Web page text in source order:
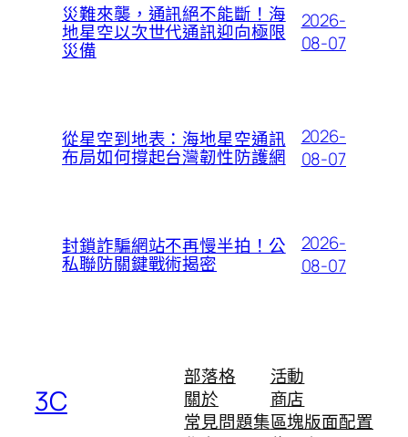
災難來襲，通訊絕不能斷！海
地星空以次世代通訊迎向極限
災備
2026-
08-07
從星空到地表：海地星空通訊
布局如何撐起台灣韌性防護網
2026-
08-07
封鎖詐騙網站不再慢半拍！公
私聯防關鍵戰術揭密
2026-
08-07
3C
部落格
關於
常見問題集
活動
商店
區塊版面配置